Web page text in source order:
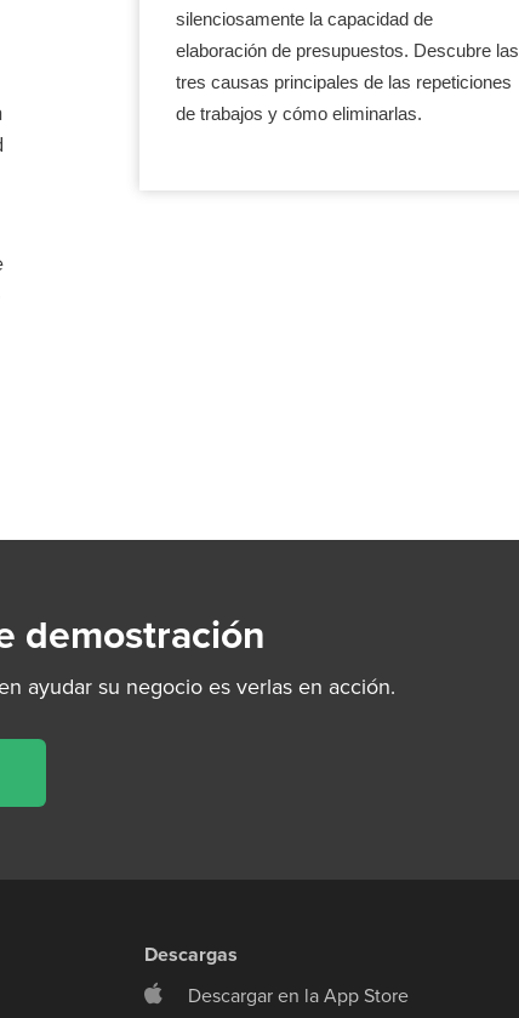
silenciosamente la capacidad de
elaboración de presupuestos. Descubre las
tres causas principales de las repeticiones
de trabajos y cómo eliminarlas.
demostración
ayudar su negocio es verlas en acción.
Descargas
Descargar en la App Store